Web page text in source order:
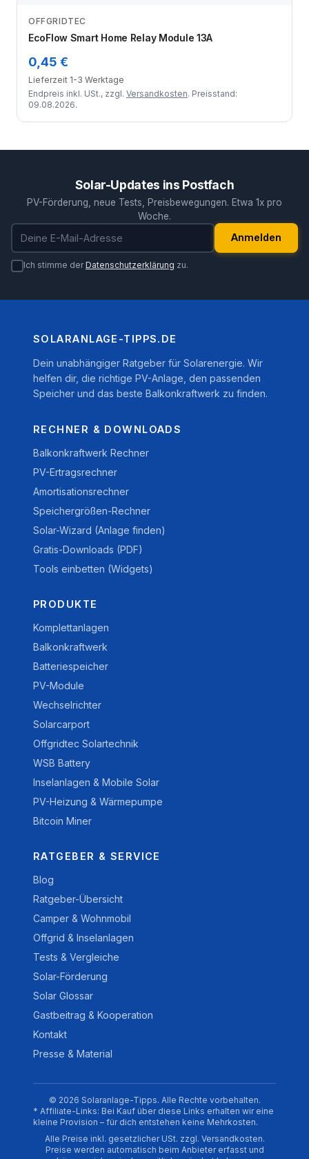
OFFGRIDTEC
EcoFlow Smart Home Relay Module 13A
0,45 €
Lieferzeit 1-3 Werktage
Endpreis inkl. USt., zzgl. Versandkosten. Preisstand:
09.08.2026.
Solar-Updates ins Postfach
PV-Förderung, neue Tests, Preisbewegungen. Etwa 1x pro
Woche.
E-Mail-Adresse
Anmelden
Ich stimme derDatenschutzerklärung zu.
SOLARANLAGE-TIPPS.DE
Dein unabhängiger Ratgeber für Solarenergie. Wir
helfen dir, die richtige PV-Anlage, den passenden
Speicher und das beste Balkonkraftwerk zu finden.
RECHNER & DOWNLOADS
Balkonkraftwerk Rechner
PV-Ertragsrechner
Amortisationsrechner
Speichergrößen-Rechner
Solar-Wizard (Anlage finden)
Gratis-Downloads (PDF)
Tools einbetten (Widgets)
PRODUKTE
Komplettanlagen
Balkonkraftwerk
Batteriespeicher
PV-Module
Wechselrichter
Solarcarport
Offgridtec Solartechnik
WSB Battery
Inselanlagen & Mobile Solar
PV-Heizung & Wärmepumpe
Bitcoin Miner
RATGEBER & SERVICE
Blog
Ratgeber-Übersicht
Camper & Wohnmobil
Offgrid & Inselanlagen
Tests & Vergleiche
Solar-Förderung
Solar Glossar
Gastbeitrag & Kooperation
Kontakt
Presse & Material
© 2026 Solaranlage-Tipps. Alle Rechte vorbehalten.
* Affiliate-Links: Bei Kauf über diese Links erhalten wir eine
kleine Provision – für dich entstehen keine Mehrkosten.
Alle Preise inkl. gesetzlicher USt. zzgl. Versandkosten.
Preise werden automatisch beim Anbieter erfasst und